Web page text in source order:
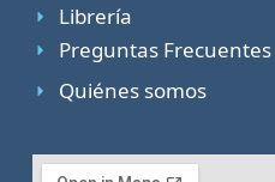
Librería
Preguntas Frecuentes
Quiénes somos